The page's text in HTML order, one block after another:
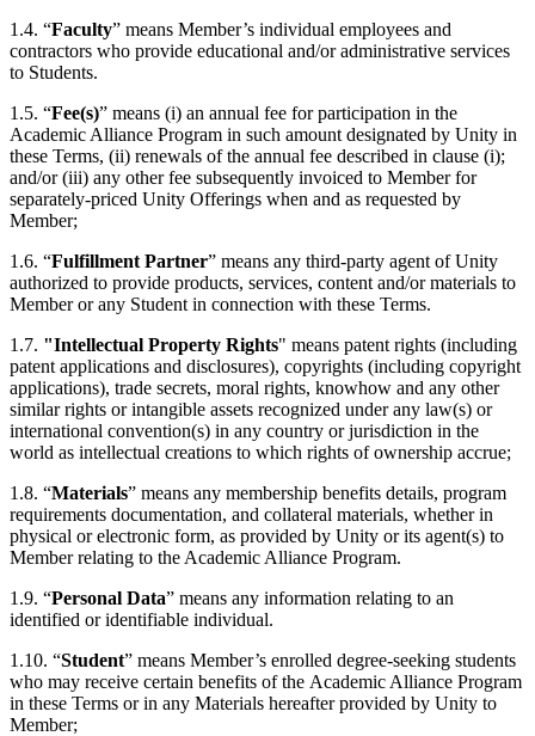
マルチプレイヤーゲーム制作を簡素化
1.4. “Faculty” means Member’s individual employees and
contractors who provide educational and/or administrative services
to Students.
1.5. “Fee(s)” means (i) an annual fee for participation in the
Academic Alliance Program in such amount designated by Unity in
these Terms, (ii) renewals of the annual fee described in clause (i);
and/or (iii) any other fee subsequently invoiced to Member for
separately-priced Unity Offerings when and as requested by
Member;
1.6. “Fulfillment Partner” means any third-party agent of Unity
authorized to provide products, services, content and/or materials to
Member or any Student in connection with these Terms.
1.7. "Intellectual Property Rights" means patent rights (including
patent applications and disclosures), copyrights (including copyright
applications), trade secrets, moral rights, knowhow and any other
similar rights or intangible assets recognized under any law(s) or
international convention(s) in any country or jurisdiction in the
world as intellectual creations to which rights of ownership accrue;
1.8. “Materials” means any membership benefits details, program
requirements documentation, and collateral materials, whether in
physical or electronic form, as provided by Unity or its agent(s) to
Member relating to the Academic Alliance Program.
1.9. “Personal Data” means any information relating to an
identified or identifiable individual.
1.10. “Student” means Member’s enrolled degree-seeking students
who may receive certain benefits of the Academic Alliance Program
in these Terms or in any Materials hereafter provided by Unity to
Member;